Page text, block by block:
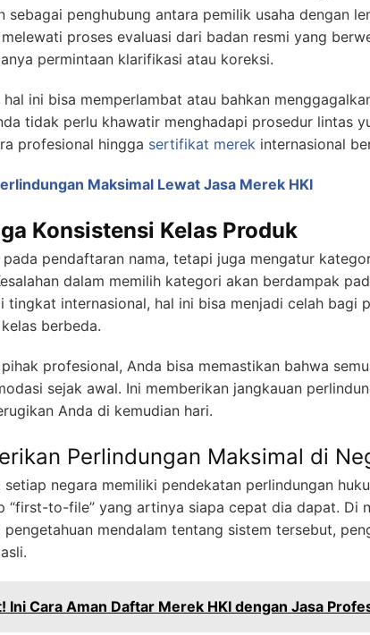
sebagai penghubung antara pemilik usaha dengan
proses evaluasi dari badan resmi yang
permintaan klarifikasi atau koreksi.
ini bisa memperlambat atau bahkan
tidak perlu khawatir menghadapi prosedur lintas
profesional hingga sertifikat merek internasional
Maksimal Lewat Jasa Merek HKI
Konsistensi Kelas Produk
pendaftaran nama, tetapi juga mengatur
dalam memilih kategori akan berdampak
internasional, hal ini bisa menjadi celah bagi
berbeda.
profesional, Anda bisa memastikan bahwa
sejak awal. Ini memberikan jangkauan
Anda di kemudian hari.
Perlindungan Maksimal di
negara memiliki pendekatan perlindungan
“first-to-file” yang artinya siapa cepat dia dapat. Di
mendalam tentang sistem tersebut,
Ini Cara Aman Daftar Merek HKI dengan Jasa